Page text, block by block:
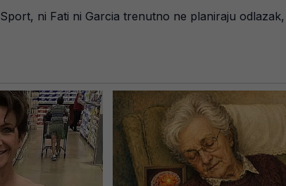
ni Fati ni Garcia trenutno ne planiraju